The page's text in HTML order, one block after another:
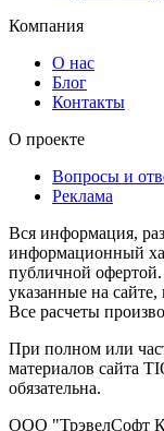
Компания
О нас
Блог
Контакты
О проекте
Вопросы и
Реклама
Вся информация,
информационный
публичной
указанные на
Все расчеты
При полном или
материалов сайта
обязательна.
ООО "ТрэвелСофт